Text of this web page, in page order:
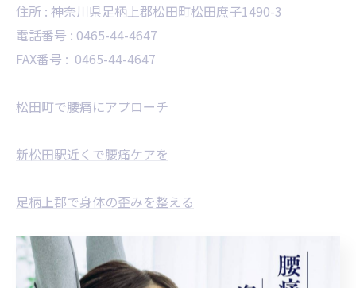
住所 : 神奈川県足柄上郡松田町松田庶子1490-3
電話番号 : 0465-44-4647
FAX番号 : 0465-44-4647
松田町で腰痛にアプローチ
新松田駅近くで腰痛ケアを
足柄上郡で身体の歪みを整える
--------------------------------------------------------------------